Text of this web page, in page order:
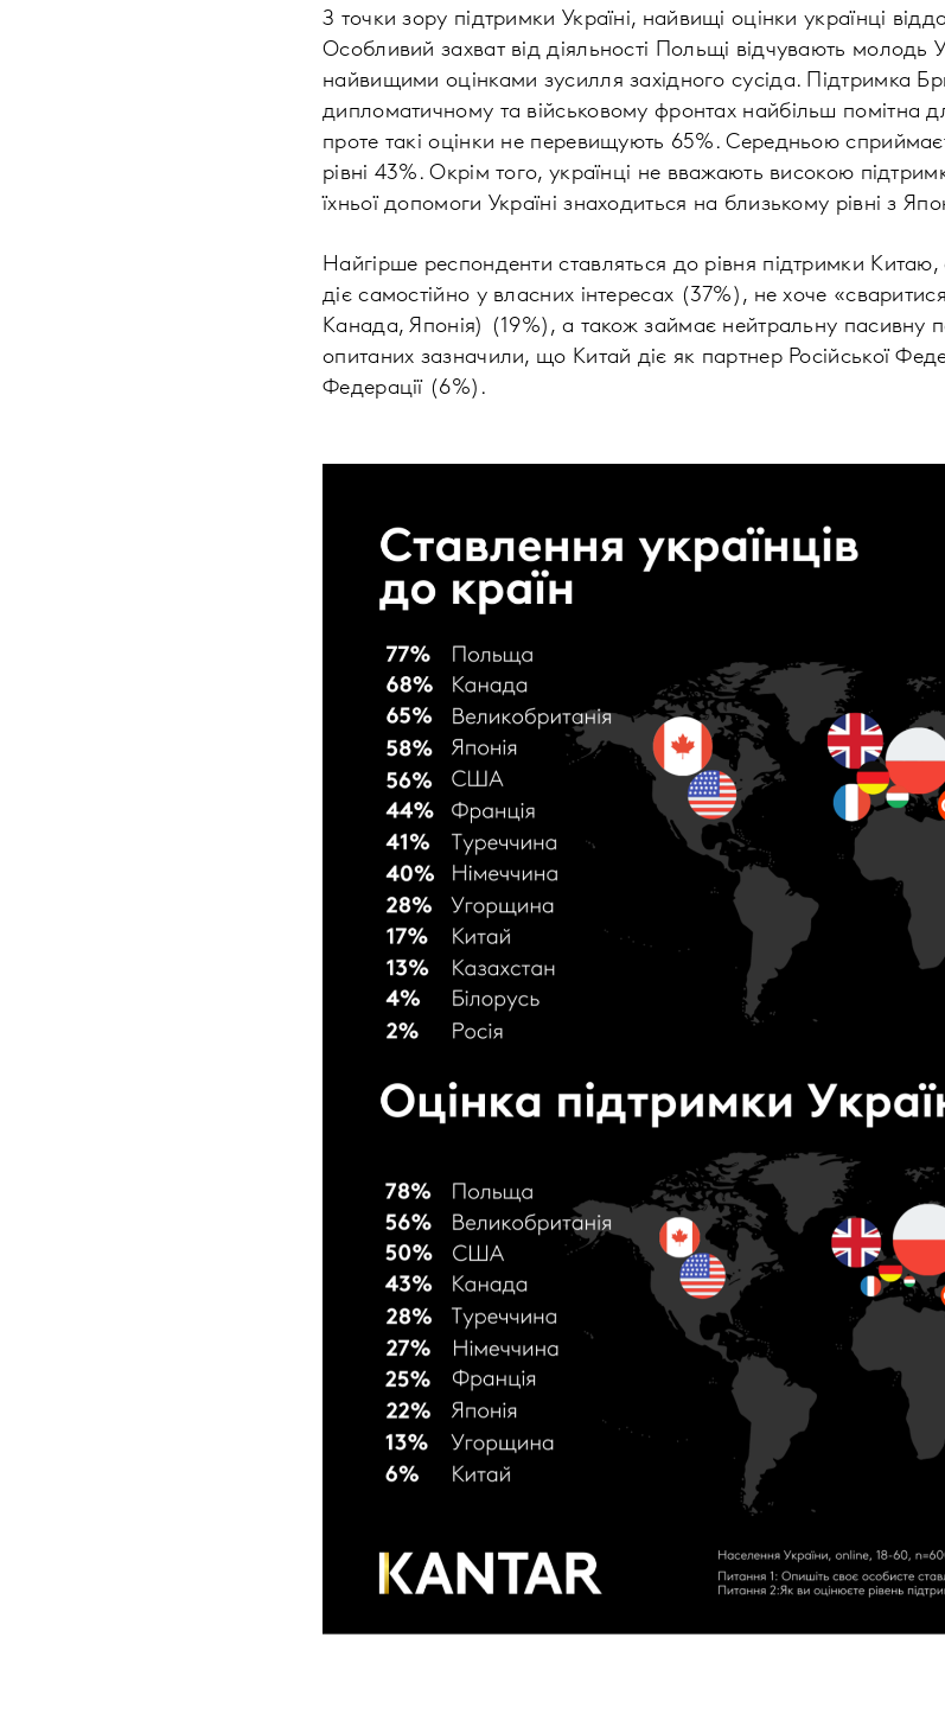
З точки зору підтримки Україні, найвищі оцінки українці
Особливий захват від діяльності Польщі відчувають молодь
найвищими оцінками зусилля західного сусіда. Підтримка
дипломатичному та військовому фронтах найбільш помітна
проте такі оцінки не перевищують 65%. Середньою
рівні 43%. Окрім того, українці не вважають високою
їхньої допомоги Україні знаходиться на близькому рівні з
Найгірше респонденти ставляться до рівня підтримки
діє самостійно у власних інтересах (37%), не хоче
Канада, Японія) (19%), а також займає нейтральну пасивну
опитаних зазначили, що Китай діє як партнер Російської
Федерації (6%).